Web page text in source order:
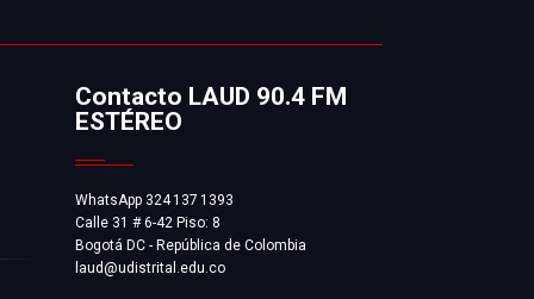
Contacto LAUD 90.4 FM
ESTÉREO
WhatsApp 324 137 1393
Calle 31 # 6-42 Piso: 8
Bogotá DC - República de Colombia
laud@udistrital.edu.co